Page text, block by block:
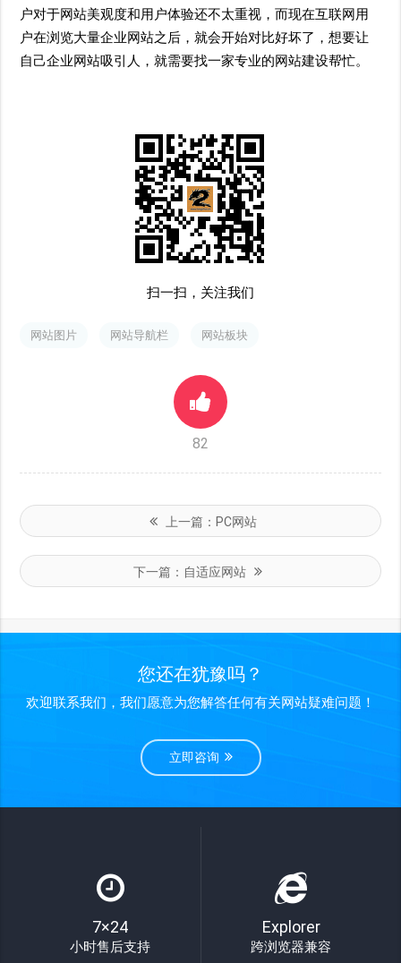
户对于网站美观度和用户体验还不太重视，而现在互联网用
户在浏览大量企业网站之后，就会开始对比好坏了，想要让
自己企业网站吸引人，就需要找一家专业的网站建设帮忙。
扫一扫，关注我们
网站图片 网站导航栏 网站板块
82
上一篇： PC网站
下一篇： 自适应网站
您还在犹豫吗？
欢迎联系我们，我们愿意为您解答任何有关网站疑难问题！
立即咨询
7×24
小时售后支持
Explorer
跨浏览器兼容